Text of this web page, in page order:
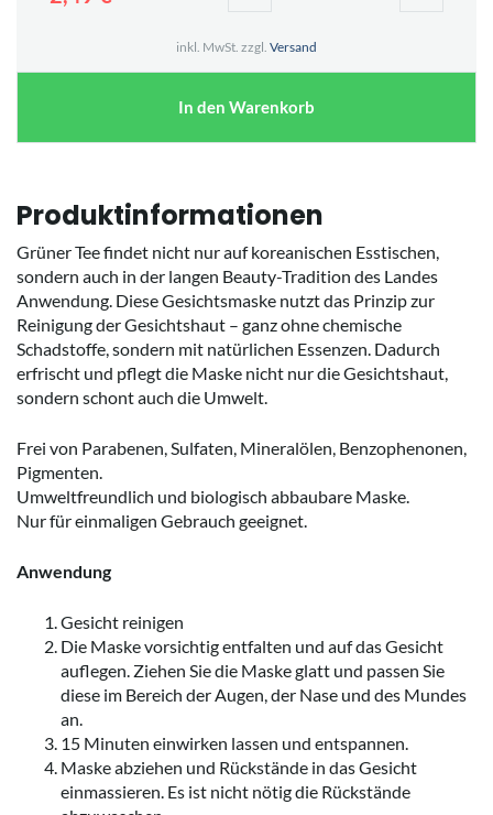
inkl. MwSt. zzgl. Versand
In den Warenkorb
Produktinformationen
Grüner Tee findet nicht nur auf koreanischen Esstischen,
sondern auch in der langen Beauty-Tradition des Landes
Anwendung. Diese Gesichtsmaske nutzt das Prinzip zur
Reinigung der Gesichtshaut – ganz ohne chemische
Schadstoffe, sondern mit natürlichen Essenzen. Dadurch
erfrischt und pflegt die Maske nicht nur die Gesichtshaut,
sondern schont auch die Umwelt.
Frei von Parabenen, Sulfaten, Mineralölen, Benzophenonen,
Pigmenten.
Umweltfreundlich und biologisch abbaubare Maske.
Nur für einmaligen Gebrauch geeignet.
Anwendung
Gesicht reinigen
Die Maske vorsichtig entfalten und auf das Gesicht
auflegen. Ziehen Sie die Maske glatt und passen Sie
diese im Bereich der Augen, der Nase und des Mundes
an.
15 Minuten einwirken lassen und entspannen.
Maske abziehen und Rückstände in das Gesicht
einmassieren. Es ist nicht nötig die Rückstände